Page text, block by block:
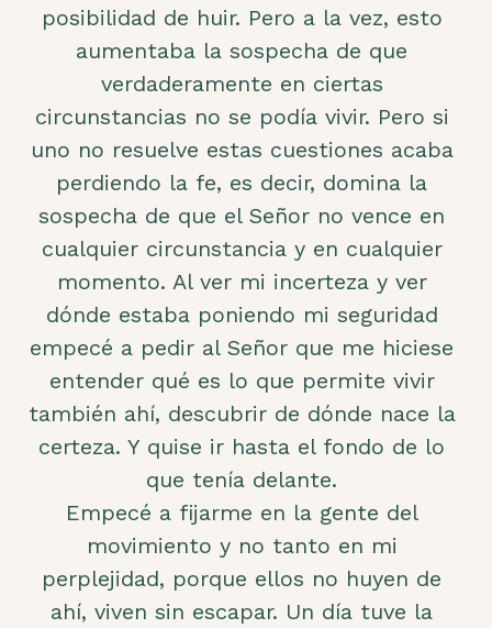
posibilidad de huir. Pero a la vez, esto
aumentaba la sospecha de que
verdaderamente en ciertas
circunstancias no se podía vivir. Pero si
uno no resuelve estas cuestiones acaba
perdiendo la fe, es decir, domina la
sospecha de que el Señor no vence en
cualquier circunstancia y en cualquier
momento. Al ver mi incerteza y ver
dónde estaba poniendo mi seguridad
empecé a pedir al Señor que me hiciese
entender qué es lo que permite vivir
también ahí, descubrir de dónde nace la
certeza. Y quise ir hasta el fondo de lo
que tenía delante.
Empecé a fijarme en la gente del
movimiento y no tanto en mi
perplejidad, porque ellos no huyen de
ahí, viven sin escapar. Un día tuve la